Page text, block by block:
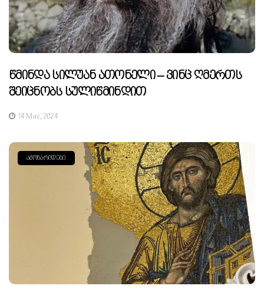
Წმინდა Სილუან Ათონელი – Ვინც Ღმერთს
Შეიცნობს Სულიწმინდით
14 May, 2024
ᲐᲛᲝᲜᲐᲠᲘᲓᲔᲑᲘ